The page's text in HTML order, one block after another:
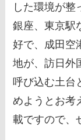
した環境が整
銀座、東京駅
好で、成田空
地が、訪日外
呼び込む土台
めようとお考
載ですので、